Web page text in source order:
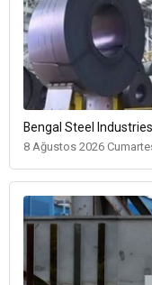
Bengal Steel
8 Ağustos 2026